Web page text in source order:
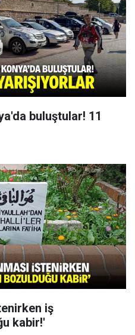
buluştular! 11
iş
kabir!'